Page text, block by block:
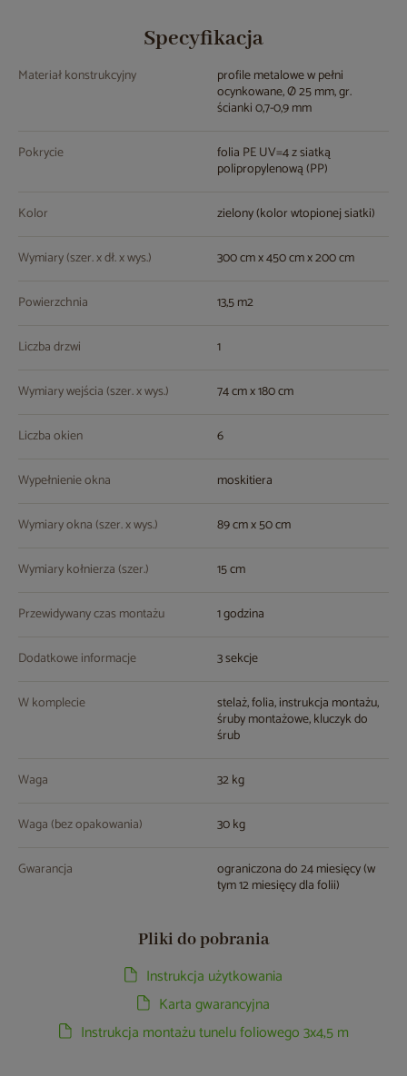
Specyfikacja
Materiał konstrukcyjny profile metalowe w pełni
ocynkowane, Ø 25 mm, gr.
ścianki 0,7-0,9 mm
Pokrycie folia PE UV=4 z siatką
polipropylenową (PP)
Kolor zielony (kolor wtopionej siatki)
Wymiary (szer. x dł. x wys.) 300 cm x 450 cm x 200 cm
Powierzchnia 13,5 m2
Liczba drzwi 1
Wymiary wejścia (szer. x wys.) 74 cm x 180 cm
Liczba okien 6
Wypełnienie okna moskitiera
Wymiary okna (szer. x wys.) 89 cm x 50 cm
Wymiary kołnierza (szer.) 15 cm
Przewidywany czas montażu 1 godzina
Dodatkowe informacje 3 sekcje
W komplecie stelaż, folia, instrukcja montażu,
śruby montażowe, kluczyk do
śrub
Waga 32 kg
Waga (bez opakowania) 30 kg
Gwarancja ograniczona do 24 miesięcy (w
tym 12 miesięcy dla folii)
Pliki do pobrania
Instrukcja użytkowania
Karta gwarancyjna
Instrukcja montażu tunelu foliowego 3x4,5 m